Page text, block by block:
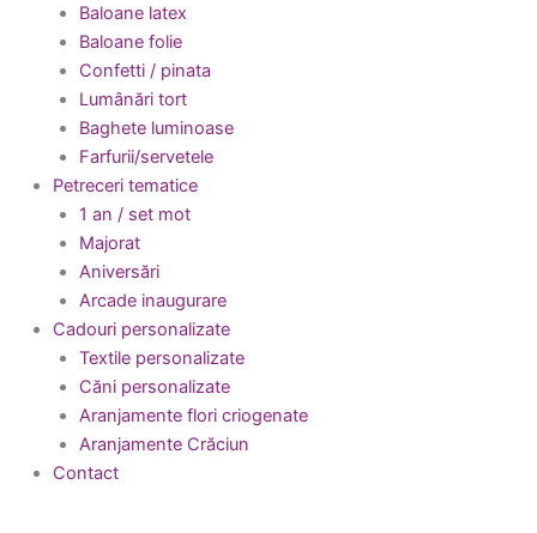
Baloane latex
Baloane folie
Confetti / pinata
Lumânări tort
Baghete luminoase
Farfurii/servetele
Petreceri tematice
1 an / set mot
Majorat
Aniversări
Arcade inaugurare
Cadouri personalizate
Textile personalizate
Căni personalizate
Aranjamente flori criogenate
Aranjamente Crăciun
Contact